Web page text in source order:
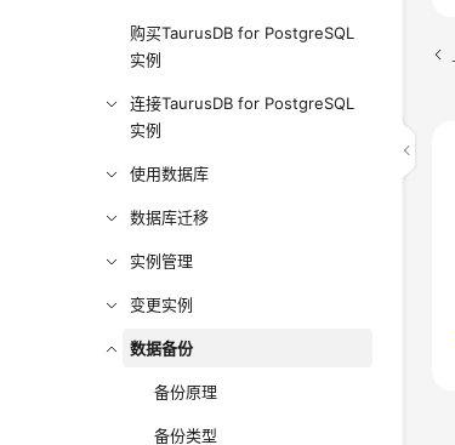
购买TaurusDB for PostgreSQL
实例
连接TaurusDB for PostgreSQL
实例
使用数据库
数据库迁移
实例管理
变更实例
数据备份
备份原理
备份类型